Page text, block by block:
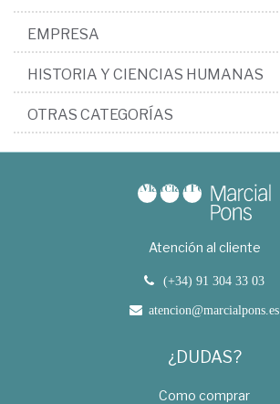
EMPRESA
HISTORIA Y CIENCIAS HUMANAS
OTRAS CATEGORÍAS
Atención al cliente
(+34) 91 304 33 03
atencion@marcialpons.es
¿DUDAS?
Como comprar